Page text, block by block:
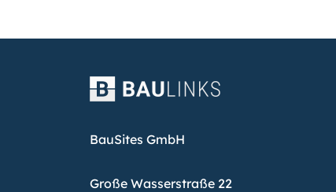
BauSites GmbH
Große Wasserstraße 22